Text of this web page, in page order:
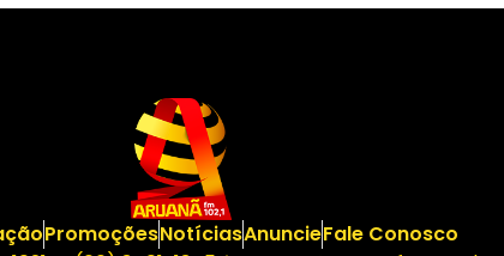
PromoçõesNotíciasAnuncieFale Conosco